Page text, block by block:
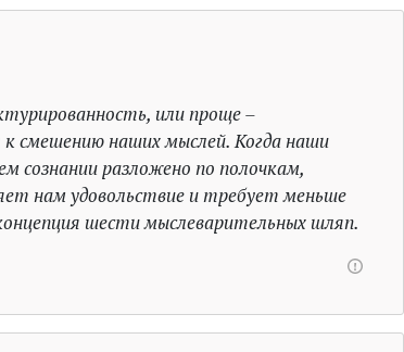
или проще –
смешению наших мыслей. Когда наши
сознании разложено по полочкам,
нам удовольствие и требует меньше
шести мыслеварительных шляп.